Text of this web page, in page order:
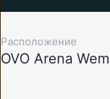
Расположение
OVO Arena